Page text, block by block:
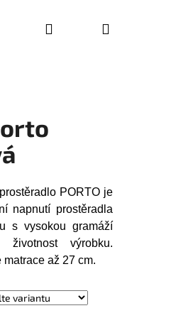
Dekorace
PřihlášeníNákupní
PORTO je
napnutí prostěradla
s vysokou gramáží
výrobku.
až 27 cm.